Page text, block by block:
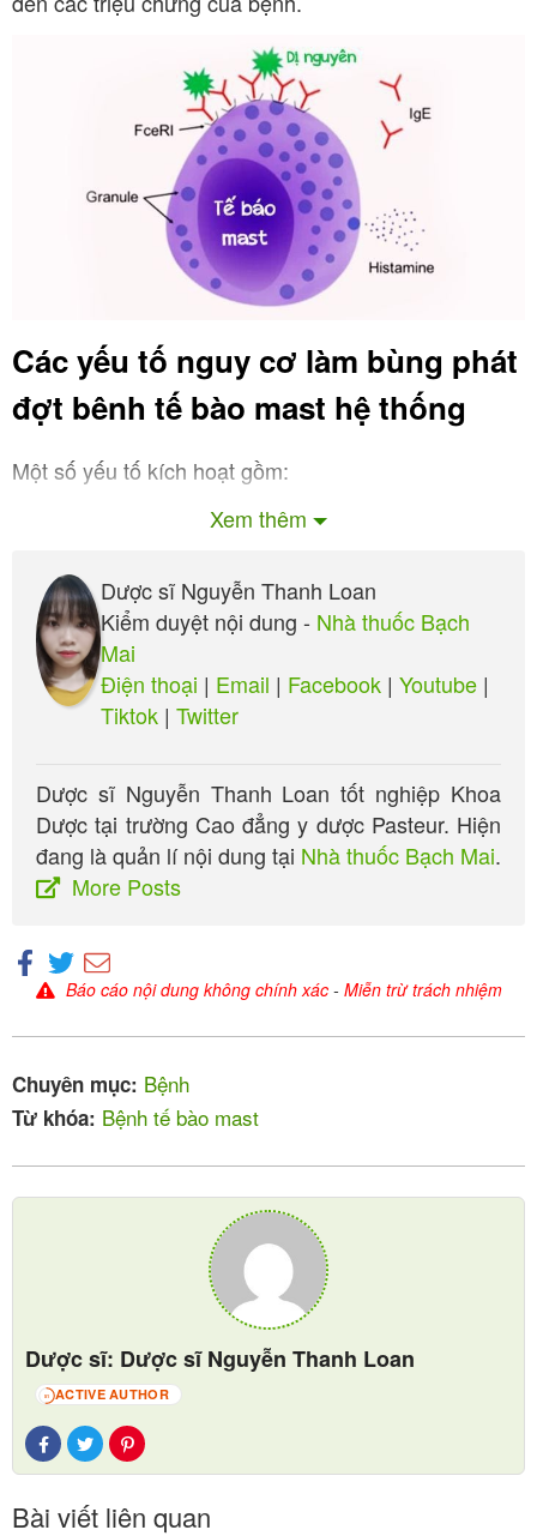
Các yếu tố nguy cơ làm bùng phát
đợt bênh tế bào mast hệ thống
Xem thêm
Một số yếu tố kích hoạt gồm:
Yếu tố dị ứng nguyên như là bị côn trùng đốt hay
Một số thuốc như thuốc kháng sinh, ibuprofen,
thuốc tê.
Những yếu tố gây căng thẳng tâm lí. Ví dụ lo lắng,
bị chấn thương, thay đổi nhiệt độ đột ngột, tập thể
dục, mệt mỏi quá mức hay nhiễm trùng.
Mùi hương, ví dụ như mùi nước hoa.
Tăng sản tế bào mast, đây là tình trạng bệnh hiếm
gặp, xuất hiện khi mắc ung thư và bệnh nhiễm
trùng mạn tính.
Một số trường hợp vô căn.
Triệu chứng của bệnh tế bào mast
Một số triệu chứng có thể gặp gồm:
Da: đau, đỏ, phát ban, đổ mồ hôi.
Mắt: đỏ, chảy nước mắt.
Mũi: ngứa mũi, chảy nước mũi, khò khè.
Miệng và họng: đỏ, sưng lưỡi và sưng môi, sưng
nề vùng họng nên khó thở.
Dược sĩ Nguyễn Thanh Loan
Kiểm duyệt nội dung - Nhà thuốc Bạch
Mai
Điện thoại | Email | Facebook |Youtube |
Tiktok |Twitter
Dược sĩ Nguyễn Thanh Loan tốt nghiệp Khoa
Dược tại trường Cao đẳng y dược Pasteur. Hiện
đang là quản lí nội dung tại Nhà thuốc Bạch Mai.
More Posts
Báo cáo nội dung không chính xác- Miễn trừ trách nhiệm
Chuyên mục: Bệnh
Từ khóa: Bệnh tế bào mast
Dược sĩ: Dược sĩ Nguyễn Thanh Loan
51 ACTIVE AUTHOR
Bài viết liên quan